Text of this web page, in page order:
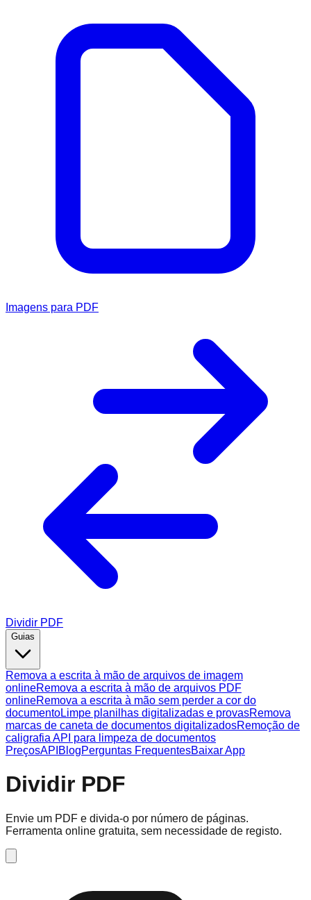
Imagens para PDF
Dividir PDF
Guias
Remova a escrita à mão de arquivos de imagem
onlineRemova a escrita à mão de arquivos PDF
onlineRemova a escrita à mão sem perder a cor do
documentoLimpe planilhas digitalizadas e provasRemova
marcas de caneta de documentos digitalizadosRemoção de
caligrafia API para limpeza de documentos
PreçosAPI BlogPerguntas FrequentesBaixar App
Dividir PDF
Envie um PDF e divida-o por número de páginas.
Ferramenta online gratuita, sem necessidade de registo.